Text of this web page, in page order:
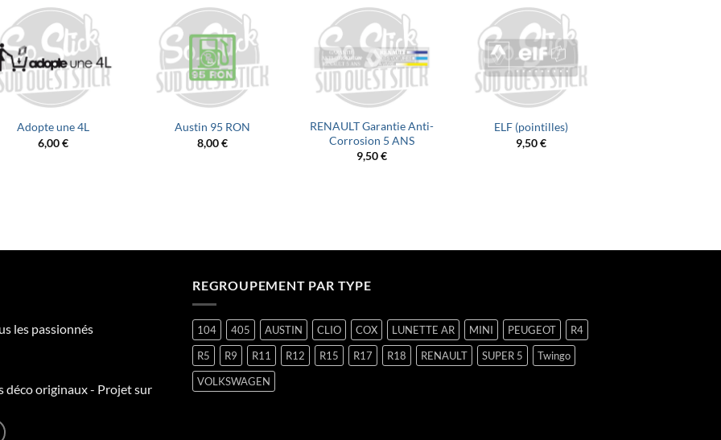
Ajouter
à la liste
d’envies
Adopte une 4L
6,00€
Ajouter
à la liste
d’envies
Austin 95 RON
8,00€
Ajouter
à la liste
d’envies
RENAULT Garantie Anti-
Corrosion 5 ANS
9,50€
Ajouter
à la liste
d’envies
ELF (pointilles)
9,50€
les passionnés
déco originaux - Projet sur
REGROUPEMENT PAR TYPE
104 405 AUSTIN CLIO COX LUNETTE AR MINI PEUGEOT
R4
R5
R9 R11 R12 R15 R17 R18 RENAULT SUPER 5
Twingo
VOLKSWAGEN